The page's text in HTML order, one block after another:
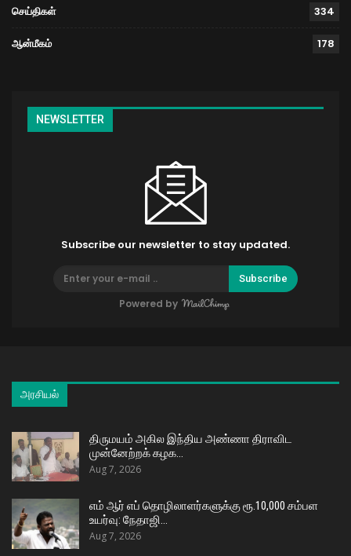
செய்திகள் 334
ஆன்மீகம் 178
NEWSLETTER
Subscribe our newsletter to stay updated.
Subscribe
Powered by
அரசியல்
திருமயம் அகில இந்திய அண்ணா திராவிட
முன்னேற்றக் கழக…
Aug 7, 2026
எம் ஆர் எப் தொழிலாளர்களுக்கு ரூ.10,000 சம்பள
உயர்வு: நேதாஜி…
Aug 7, 2026